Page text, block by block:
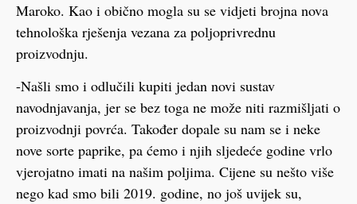
Maroko. Kao i obično mogla su se vidjeti brojna nova
tehnološka rješenja vezana za poljoprivrednu
proizvodnju.
-Našli smo i odlučili kupiti jedan novi sustav
navodnjavanja, jer se bez toga ne može niti razmišljati o
proizvodnji povrća. Također dopale su nam se i neke
nove sorte paprike, pa ćemo i njih sljedeće godine vrlo
vjerojatno imati na našim poljima. Cijene su nešto više
nego kad smo bili 2019. godine, no još uvijek su,